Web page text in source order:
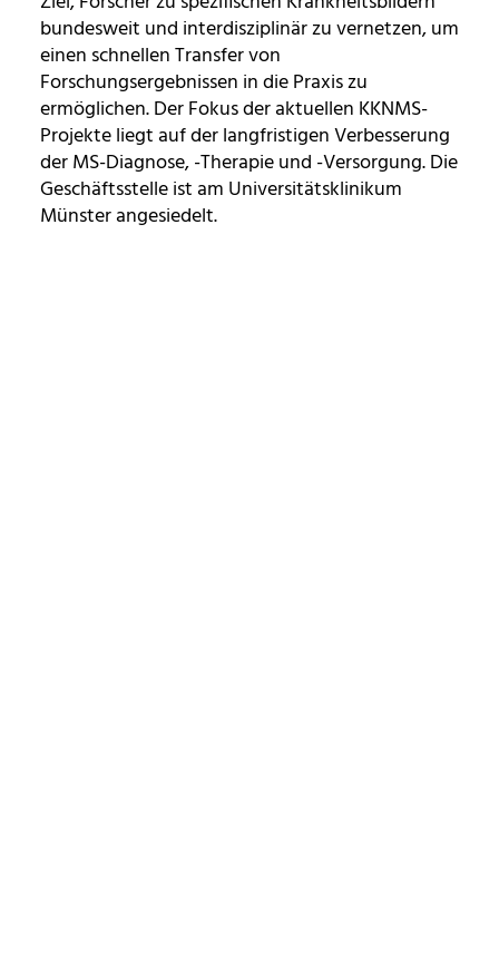
bundesweit und interdisziplinär zu vernetzen, um
einen schnellen Transfer von
Forschungsergebnissen in die Praxis zu
ermöglichen. Der Fokus der aktuellen KKNMS-
Projekte liegt auf der langfristigen Verbesserung
der MS-Diagnose, -Therapie und -Versorgung. Die
Geschäftsstelle ist am Universitätsklinikum
Münster angesiedelt.